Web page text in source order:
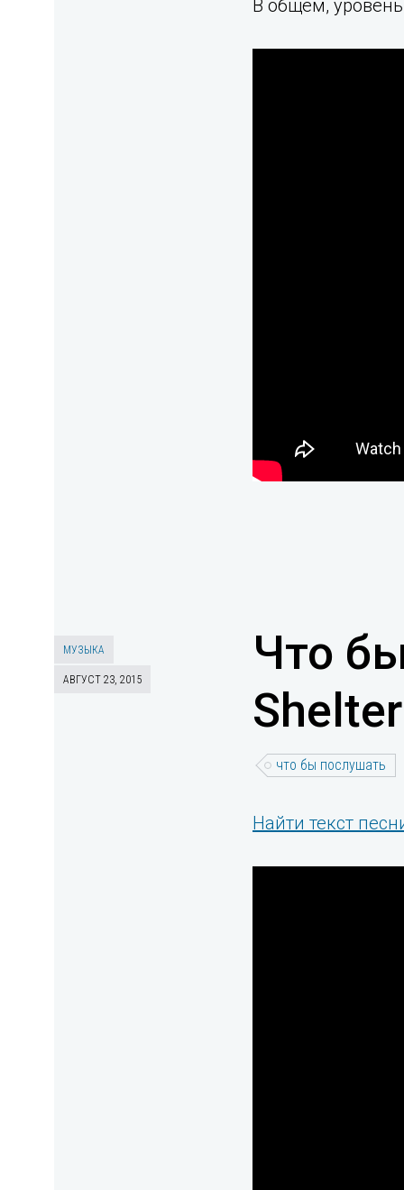
В общем,
МУЗЫКА
АВГУСТ 23, 2015
Что
Shelter
что бы послушать
Найти текст